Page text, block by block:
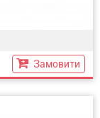
Замовити